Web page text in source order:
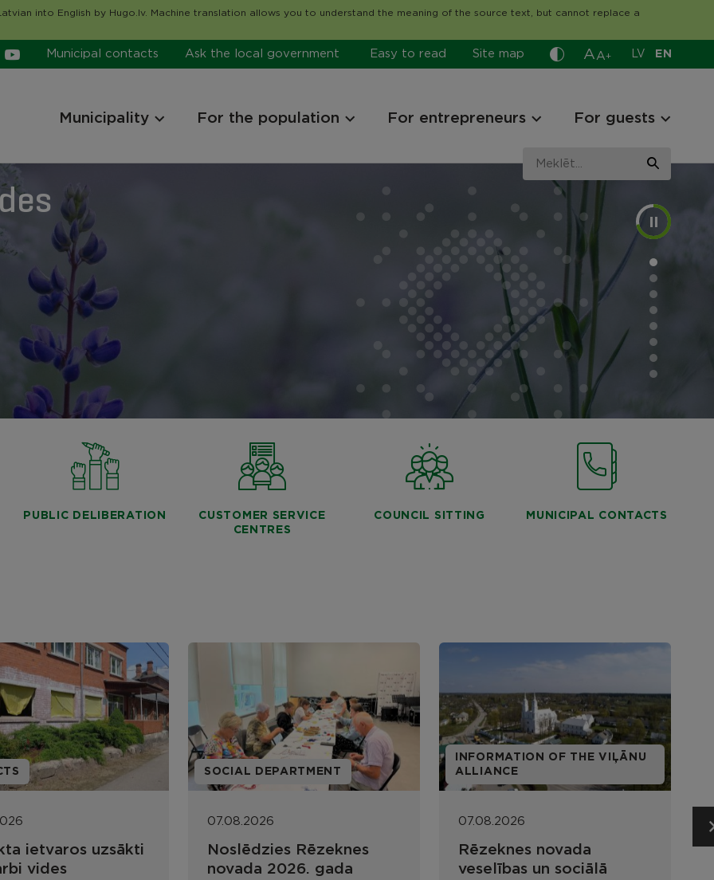
into English by Hugo.lv. Machine translation allows you to understand the meaning of the source text, but cannot replace a
Municipal contacts Ask the local government Easy to read Site map A A+ LV EN
Municipality For the population For entrepreneurs For guests
PUBLIC DELIBERATION
CUSTOMER SERVICE
CENTRES
COUNCIL SITTING MUNICIPAL CONTACTS
DEPARTMENT
Rēzeknes
2026. gada
INFORMATION OF THE VIĻĀNU
ALLIANCE
07.08.2026
Rēzeknes novada
veselības un sociālā
INFORMATION OF THE VIĻĀNU
ALLIANCE
07.08.2026
Viļānu tirgus 9. augustā